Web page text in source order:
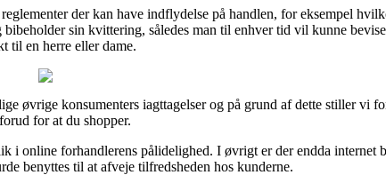
der kan have indflydelse på handlen, for eksempel
sin kvittering, således man til enhver tid vil kunne
til en herre eller dame.
øvrige konsumenters iagttagelser og på grund af dette stiller vi
for at du shopper.
i online forhandlerens pålidelighed. I øvrigt er der endda internet
benyttes til at afveje tilfredsheden hos kunderne.